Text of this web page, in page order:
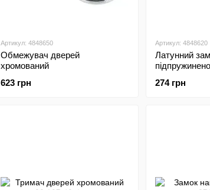
Артикул: 4848650
Обмежувач дверей
хромований
623 грн
Артикул: 4848620
Латунний
274 грн